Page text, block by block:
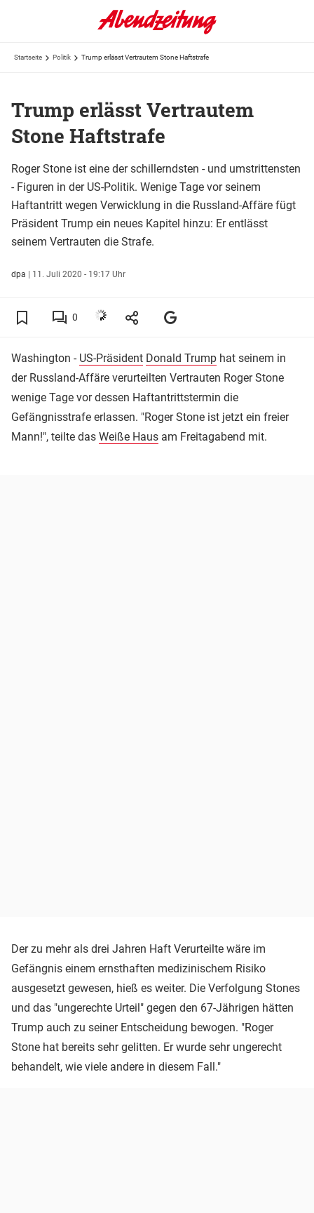
Startseite Politik Trump erlässt Vertrautem Stone Haftstrafe
Trump erlässt Vertrautem
Stone Haftstrafe
Roger Stone ist eine der schillerndsten - und umstrittensten
- Figuren in der US-Politik. Wenige Tage vor seinem
Haftantritt wegen Verwicklung in die Russland-Affäre fügt
Präsident Trump ein neues Kapitel hinzu: Er entlässt
seinem Vertrauten die Strafe.
dpa | 11. Juli 2020 - 19:17 Uhr
0
Washington - US-Präsident Donald Trump hat seinem in
der Russland-Affäre verurteilten Vertrauten Roger Stone
wenige Tage vor dessen Haftantrittstermin die
Gefängnisstrafe erlassen. "Roger Stone ist jetzt ein freier
Mann!", teilte das Weiße Haus am Freitagabend mit.
Der zu mehr als drei Jahren Haft Verurteilte wäre im
Gefängnis einem ernsthaften medizinischem Risiko
ausgesetzt gewesen, hieß es weiter. Die Verfolgung Stones
und das "ungerechte Urteil" gegen den 67-Jährigen hätten
Trump auch zu seiner Entscheidung bewogen. "Roger
Stone hat bereits sehr gelitten. Er wurde sehr ungerecht
behandelt, wie viele andere in diesem Fall."